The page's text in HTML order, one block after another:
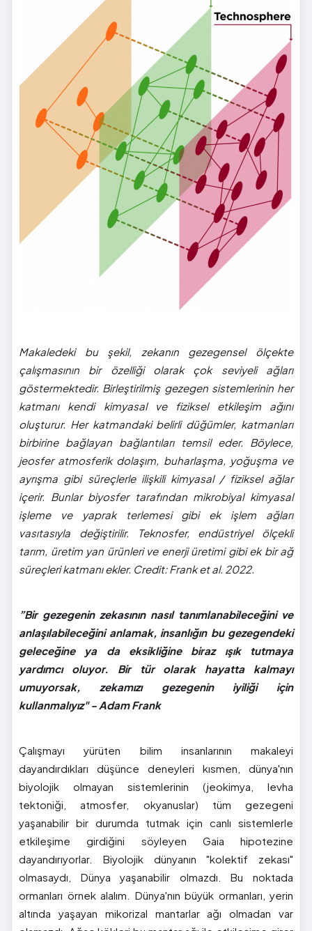
Makaledeki bu şekil, zekanın gezegensel ölçekte
çalışmasının bir özelliği olarak çok seviyeli ağları
göstermektedir. Birleştirilmiş gezegen sistemlerinin her
katmanı kendi kimyasal ve fiziksel etkileşim ağını
oluşturur. Her katmandaki belirli düğümler, katmanları
birbirine bağlayan bağlantıları temsil eder. Böylece,
jeosfer atmosferik dolaşım, buharlaşma, yoğuşma ve
ayrışma gibi süreçlerle ilişkili kimyasal / fiziksel ağlar
içerir. Bunlar biyosfer tarafından mikrobiyal kimyasal
işleme ve yaprak terlemesi gibi ek işlem ağları
vasıtasıyla değiştirilir. Teknosfer, endüstriyel ölçekli
tarım, üretim yan ürünleri ve enerji üretimi gibi ek bir ağ
süreçleri katmanı ekler. Credit: Frank et al. 2022.
”Bir gezegenin zekasının nasıl tanımlanabileceğini ve
anlaşılabileceğini anlamak, insanlığın bu gezegendeki
geleceğine ya da eksikliğine biraz ışık tutmaya
yardımcı oluyor. Bir tür olarak hayatta kalmayı
umuyorsak, zekamızı gezegenin iyiliği için
kullanmalıyız" - Adam Frank
Çalışmayı yürüten bilim insanlarının makaleyi
dayandırdıkları düşünce deneyleri kısmen, dünya'nın
biyolojik olmayan sistemlerinin (jeokimya, levha
tektoniği, atmosfer, okyanuslar) tüm gezegeni
yaşanabilir bir durumda tutmak için canlı sistemlerle
etkileşime girdiğini söyleyen Gaia hipotezine
dayandırıyorlar. Biyolojik dünyanın "kolektif zekası"
olmasaydı, Dünya yaşanabilir olmazdı. Bu noktada
ormanları örnek alalım. Dünya'nın büyük ormanları, yerin
altında yaşayan mikorizal mantarlar ağı olmadan var